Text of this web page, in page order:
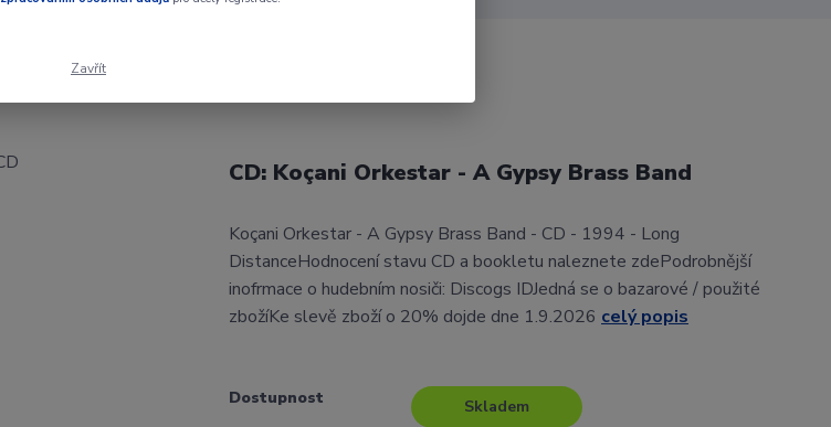
CD: Koçani Orkestar - A Gypsy Brass Band
Koçani Orkestar - A Gypsy Brass Band - CD - 1994 - Long
DistanceHodnocení stavu CD a bookletu naleznete zdePodrobnější
inofrmace o hudebním nosiči: Discogs IDJedná se o bazarové / použité
zbožíKe slevě zboží o 20% dojde dne 1.9.2026 celý popis
Dostupnost Skladem
Zavřít